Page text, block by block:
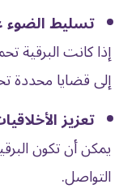
تسليط الضوء
إذا كانت البرقية
إلى قضايا محددة
تعزيز
يمكن أن تكون
التواصل.